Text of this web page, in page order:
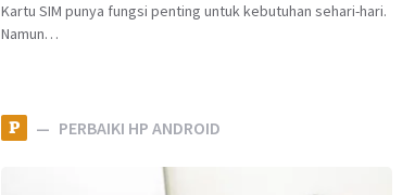
Kartu SIM punya fungsi penting untuk kebutuhan sehari-hari.
Namun…
P PERBAIKI HP ANDROID